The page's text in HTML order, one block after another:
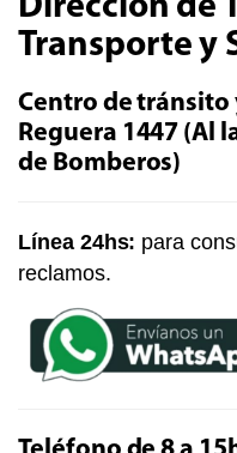
Transporte y
Centro de tránsito
Reguera 1447 (Al
de Bomberos)
Línea 24hs: para
reclamos.